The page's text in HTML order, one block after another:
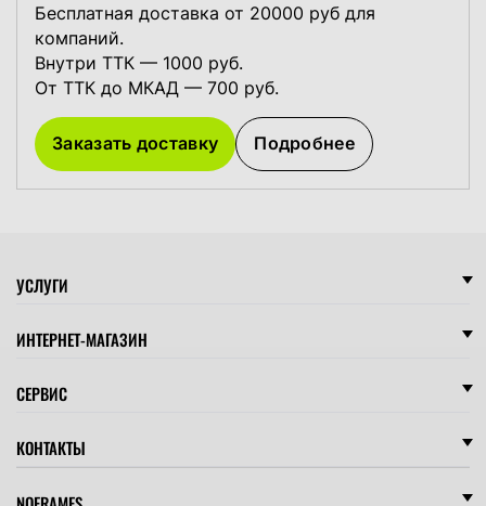
Бесплатная доставка от 20000 руб для
компаний.
Внутри ТТК — 1000 руб.
От ТТК до МКАД — 700 руб.
Заказать доставку Подробнее
УСЛУГИ
ИНТЕРНЕТ-МАГАЗИН
СЕРВИС
КОНТАКТЫ